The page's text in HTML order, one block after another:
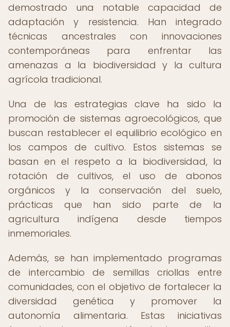
demostrado una notable capacidad de
adaptación y resistencia. Han integrado
técnicas ancestrales con innovaciones
contemporáneas para enfrentar las
amenazas a la biodiversidad y la cultura
agrícola tradicional.
Una de las estrategias clave ha sido la
promoción de sistemas agroecológicos, que
buscan restablecer el equilibrio ecológico en
los campos de cultivo. Estos sistemas se
basan en el respeto a la biodiversidad, la
rotación de cultivos, el uso de abonos
orgánicos y la conservación del suelo,
prácticas que han sido parte de la
agricultura indígena desde tiempos
inmemoriales.
Además, se han implementado programas
de intercambio de semillas criollas entre
comunidades, con el objetivo de fortalecer la
diversidad genética y promover la
autonomía alimentaria. Estas iniciativas